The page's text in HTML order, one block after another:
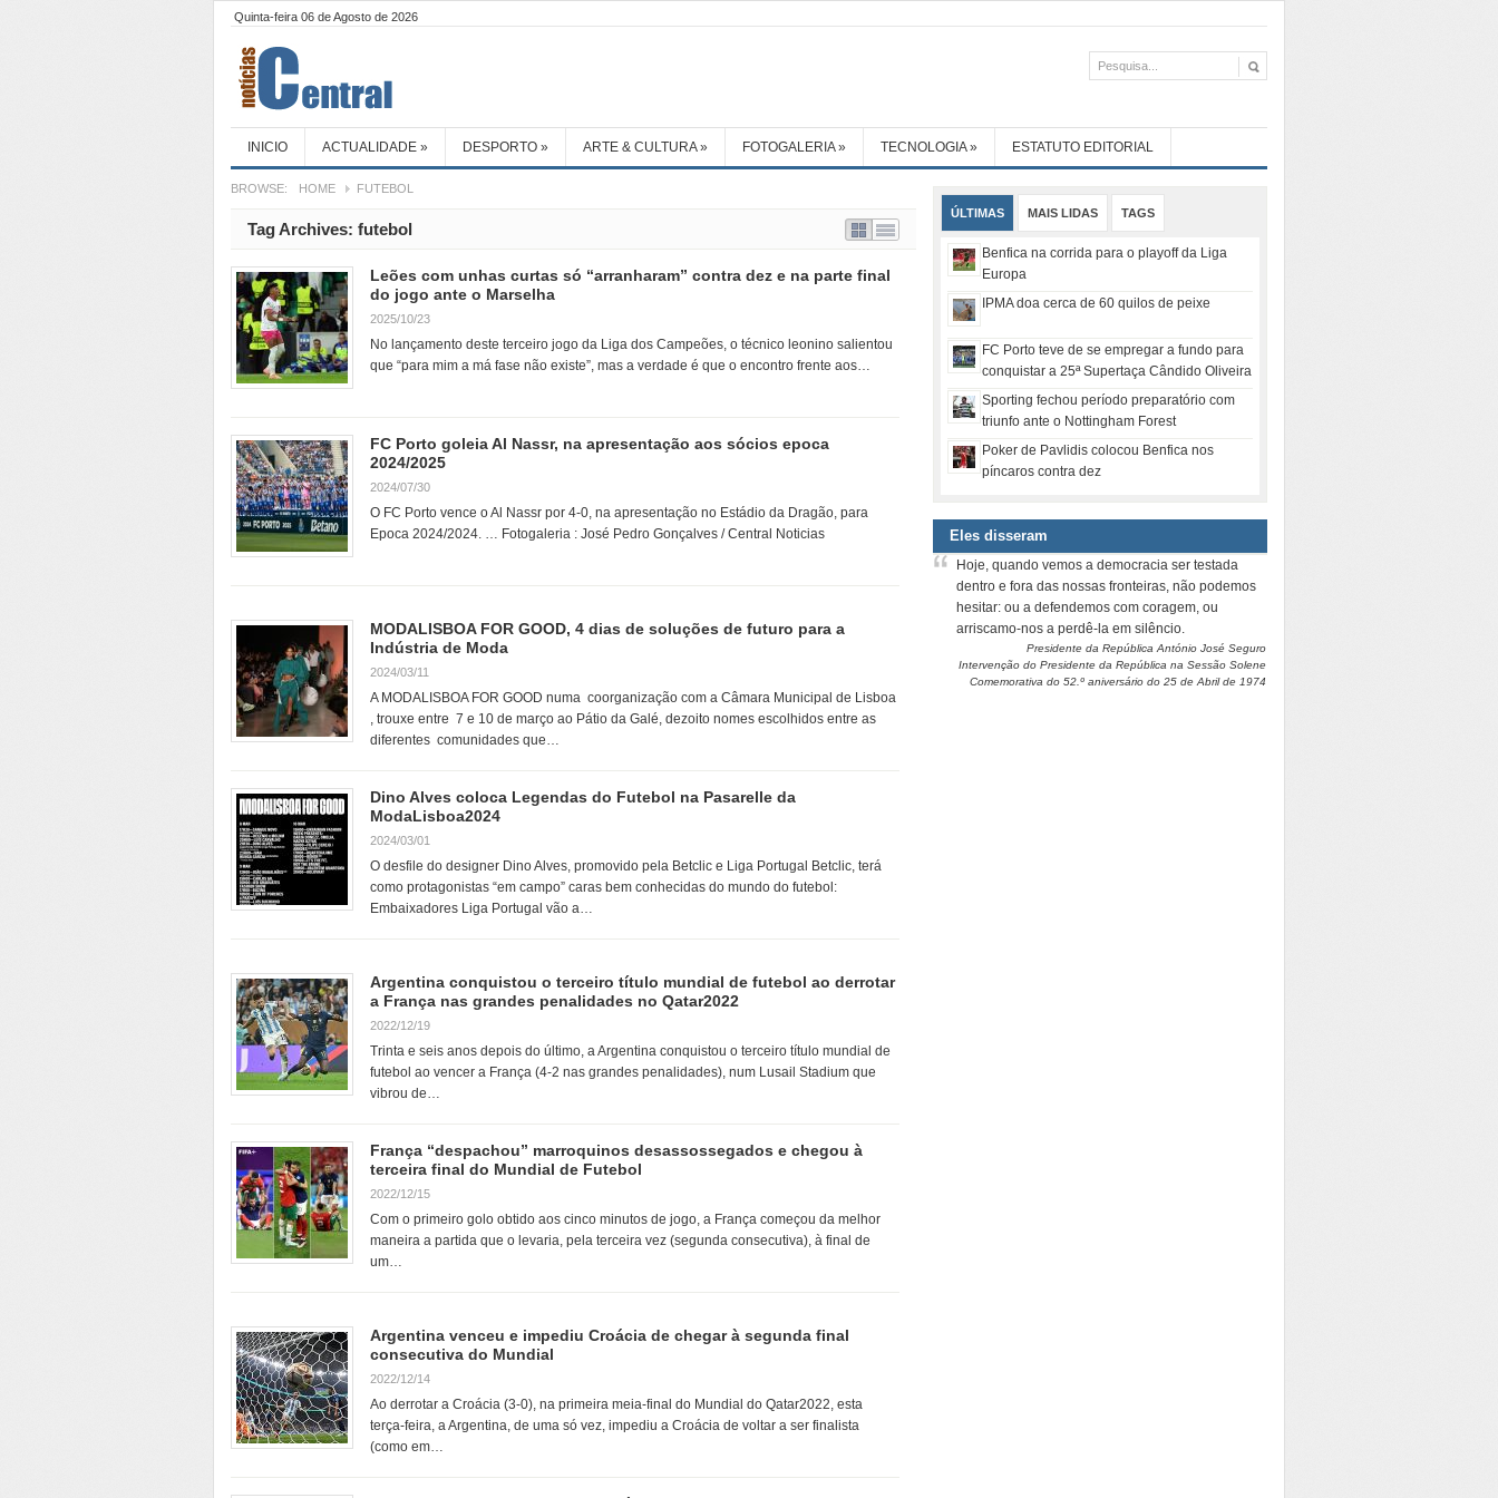
Quinta-feira 06 de Agosto de 2026
INICIO ACTUALIDADE » DESPORTO » ARTE & CULTURA» FOTOGALERIA» TECNOLOGIA» ESTATUTO EDITORIAL
BROWSE: HOME FUTEBOL
Tag Archives: futebol
Leões com unhas curtas só “arranharam” contra dez e na parte final
do jogo ante o Marselha
2025/10/23
No lançamento deste terceiro jogo da Liga dos Campeões, o técnico leonino salientou
que “para mim a má fase não existe”, mas a verdade é que o encontro frente aos…
FC Porto goleia Al Nassr, na apresentação aos sócios epoca
2024/2025
2024/07/30
O FC Porto vence o Al Nassr por 4-0, na apresentação no Estádio da Dragão, para
Epoca 2024/2024. … Fotogaleria : José Pedro Gonçalves / Central Noticias
MODALISBOA FOR GOOD, 4 dias de soluções de futuro para a
Indústria de Moda
2024/03/11
A MODALISBOA FOR GOOD numa coorganização com a Câmara Municipal de Lisboa
, trouxe entre 7 e 10 de março ao Pátio da Galé, dezoito nomes escolhidos entre as
diferentes comunidades que…
Dino Alves coloca Legendas do Futebol na Pasarelle da
ModaLisboa2024
2024/03/01
O desfile do designer Dino Alves, promovido pela Betclic e Liga Portugal Betclic, terá
como protagonistas “em campo” caras bem conhecidas do mundo do futebol:
Embaixadores Liga Portugal vão a…
Argentina conquistou o terceiro título mundial de futebol ao derrotar
a França nas grandes penalidades no Qatar2022
2022/12/19
Trinta e seis anos depois do último, a Argentina conquistou o terceiro título mundial de
futebol ao vencer a França (4-2 nas grandes penalidades), num Lusail Stadium que
vibrou de…
França “despachou” marroquinos desassossegados e chegou à
terceira final do Mundial de Futebol
2022/12/15
Com o primeiro golo obtido aos cinco minutos de jogo, a França começou da melhor
maneira a partida que o levaria, pela terceira vez (segunda consecutiva), à final de
um…
Argentina venceu e impediu Croácia de chegar à segunda final
consecutiva do Mundial
2022/12/14
Ao derrotar a Croácia (3-0), na primeira meia-final do Mundial do Qatar2022, esta
terça-feira, a Argentina, de uma só vez, impediu a Croácia de voltar a ser finalista
(como em…
ÚLTIMAS MAIS LIDAS TAGS
Benfica na corrida para o playoff da Liga
Europa
IPMA doa cerca de 60 quilos de peixe
FC Porto teve de se empregar a fundo para
conquistar a 25ª Supertaça Cândido Oliveira
Sporting fechou período preparatório com
triunfo ante o Nottingham Forest
Poker de Pavlidis colocou Benfica nos
píncaros contra dez
Eles disseram
Hoje, quando vemos a democracia ser testada
dentro e fora das nossas fronteiras, não podemos
hesitar: ou a defendemos com coragem, ou
arriscamo-nos a perdê-la em silêncio.
Presidente da República António José Seguro
Intervenção do Presidente da República na Sessão Solene
Comemorativa do 52.º aniversário do 25 de Abril de 1974